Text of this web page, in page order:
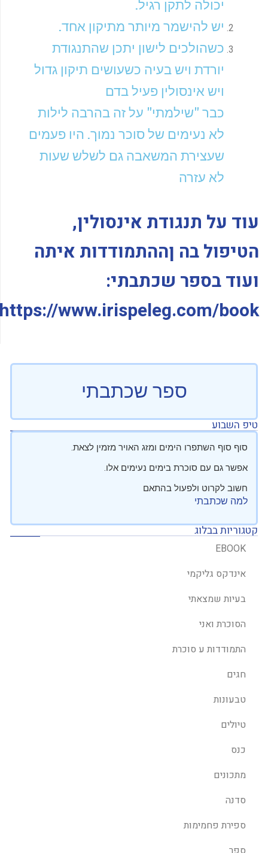
יכולה לתקן רגיל.
יש להישמר מיותר מתיקון אחד.
כשהולכים לישון יתכן שהתנגודת
יורדת ויש בעיה כשעושים תיקון גדול
ויש אינסולין פעיל בדם
כבר "שילמתי" על זה בהרבה לילות
לא נעימים של סוכר נמוך. היו פעמים
שעצירת המשאבה גם לשלש שעות
לא עזרה
עוד על תנגודת אינסולין,
הטיפול בה ןההתמודדות איתה
ועוד בספר שכתבתי:
https://www.irispeleg.com/book/
ספר שכתבתי
טיפ השבוע
סוף סוף השתפרו הימים ומזג האויר מזמין לצאת.
אפשר גם עם סוכרת בימים נעימים אלו.
חשוב לקרוט ולפעול בהתאם
למה שכתבתי
קטגוריות בבלוג
EBOOK
אינדקס גליקמי
בעיות שמצאתי
הסוכרת ואני
התמודדות ע סוכרת
חגים
טבעונות
טיולים
כנס
מתכונים
סדנה
ספירת פחמימות